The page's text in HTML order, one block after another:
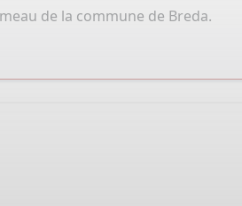
de la commune de Breda.